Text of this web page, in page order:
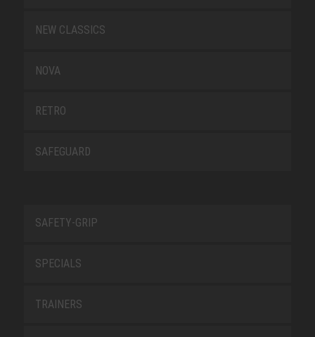
NEW CLASSICS
NOVA
RETRO
SAFEGUARD
SAFETY-GRIP
SPECIALS
TRAINERS